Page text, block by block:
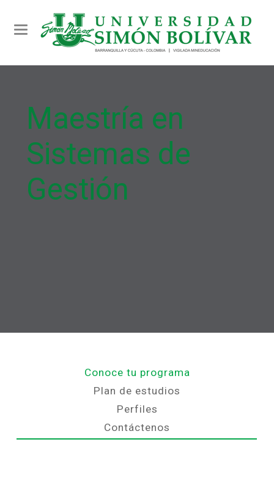
Toggle navigation
Maestría en
Sistemas de
Gestión
Conoce tu programa
Plan de estudios
Perfiles
Contáctenos